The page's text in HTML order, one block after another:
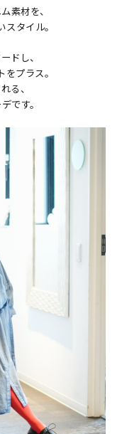
素材を、
タイル。
ドし、
プラス。
る、
です。